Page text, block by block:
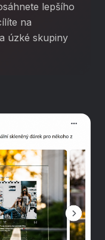
lepšího
na
úzké skupiny